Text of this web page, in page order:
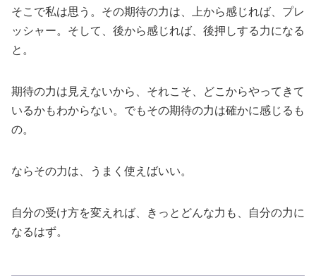
そこで私は思う。その期待の力は、上から感じれば、プレ
ッシャー。そして、後から感じれば、後押しする力になる
と。
期待の力は見えないから、それこそ、どこからやってきて
いるかもわからない。でもその期待の力は確かに感じるも
の。
ならその力は、うまく使えばいい。
自分の受け方を変えれば、きっとどんな力も、自分の力に
なるはず。